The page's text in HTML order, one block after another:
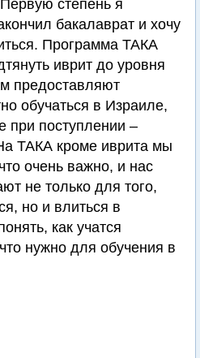
степень я
бакалаврат и хочу
Программа ТАКА
иврит до уровня
предоставляют
обучаться в Израиле,
при поступлении –
ТАКА кроме иврита мы
очень важно, и нас
не только для того,
но и влиться в
как учатся
нужно для обучения в